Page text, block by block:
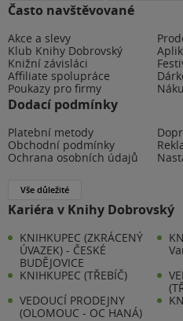
Často navštěvované
Akce a slevy
Klub Knihy Dobrovský
Knižní závisláci
Affiliate spolupráce
Poukazy pro firmy
Dodací podmínky
Platební metody
Obchodní podmínky
Ochrana osobních údajů
Vše důležité
Kariéra v Knihy Dobrovský
KNIHKUPEC (ZKRÁCENÝ
ÚVAZEK) - ČESKÉ
BUDĚJOVICE
KNIHKUPEC (TŘEBÍČ)
VEDOUCÍ PRODEJNY
(OLOMOUC - OC HANÁ)